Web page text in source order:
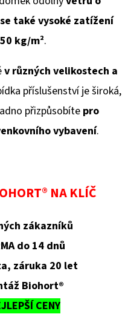
také vysoké zatížení
kg/m².
v různých velikostech a
příslušenství je široká,
přizpůsobíte pro
vybavení.
NA KLÍČ
zákazníků
do 14 dnů
záruka 20 let
Biohort®
CENY